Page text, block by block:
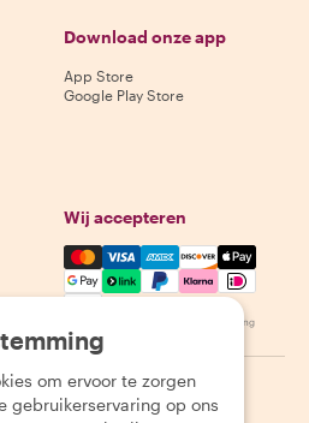
Download onze app
App Store
Google Play Store
Wij accepteren
Mastercard, Visa, Amex,
Beschikbaarheid varieert per bestemming
Privacybeleid Cookies
om ervoor te zorgen
gebruikerservaring op ons